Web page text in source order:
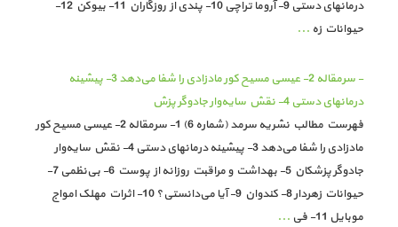
درمانهای دستی 9- آروما تراچی 10- پندی از روزگاران 11- بیوکن 12-
حیوانات زه ...
- سرمقاله 2- عیسی مسیح کور مادزادی را شفا می‌دهد 3- پیشینه
در‌مانهای دستی 4- نقش سایه‌وار جادوگر پزش
فهرست مطالب نشریه سرمد (شماره 6) 1- سرمقاله 2- عیسی مسیح کور
مادزادی را شفا می‌دهد 3- پیشینه در‌مانهای دستی 4- نقش سایه‌وار
جادوگر پزشکان 5- بهداشت و مراقبت روزانه از پوست 6- بی‌نظمی 7-
حیوانات زهردار 8- کندوان 9- آیا می‌دانستی؟ 10- اثرات مهلک امواج
موبایل 11- فی
...